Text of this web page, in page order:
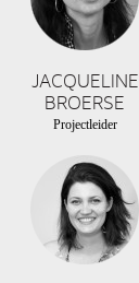
JACQUELINE
BROERSE
Projectleider